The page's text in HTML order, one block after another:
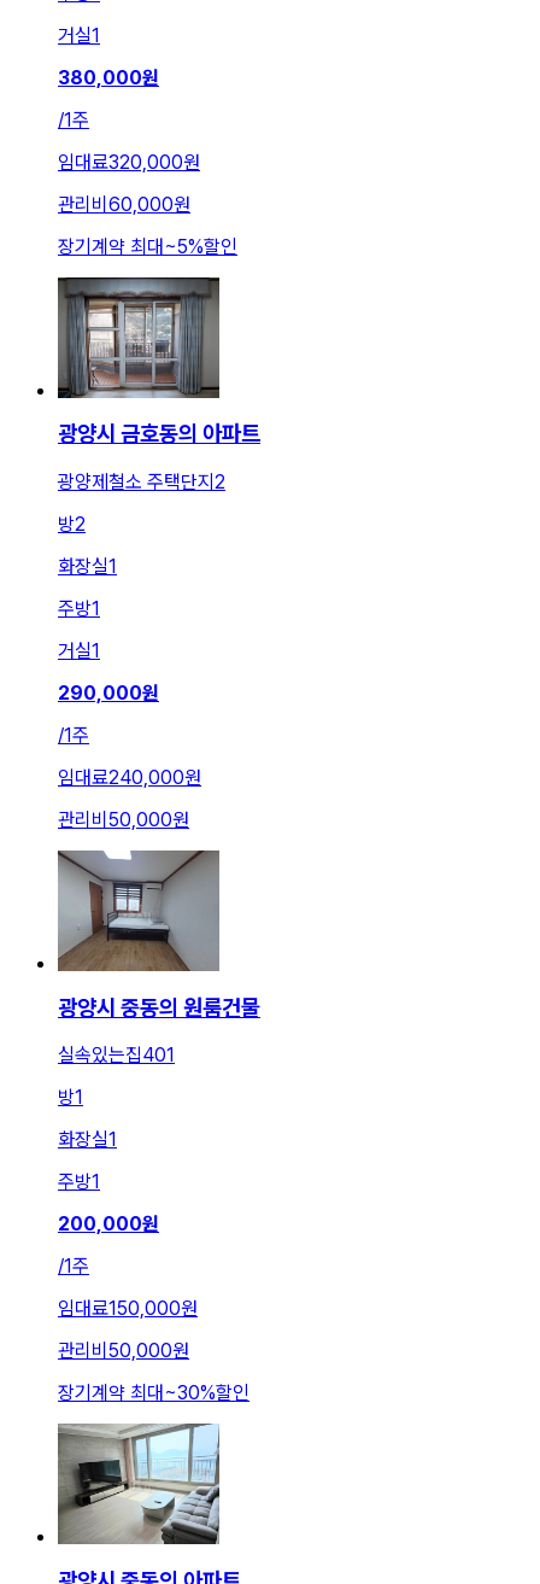
거실1
380,000원
/1주
임대료320,000원
관리비 60,000원
장기계약 최대~5%할인
광양시 금호동의 아파트
광양제철소 주택단지2
방2
화장실1
주방1
거실1
290,000원
/1주
임대료240,000원
관리비 50,000원
광양시 중동의 원룸건물
실속있는집401
방1
화장실1
주방1
200,000원
/1주
임대료150,000원
관리비 50,000원
장기계약 최대 ~30%할인